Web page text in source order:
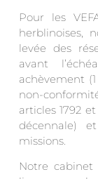
Pour les
herblinoises,
levée des
avant
achèvement
non-
articles 1792
décennale)
missions.
Notre